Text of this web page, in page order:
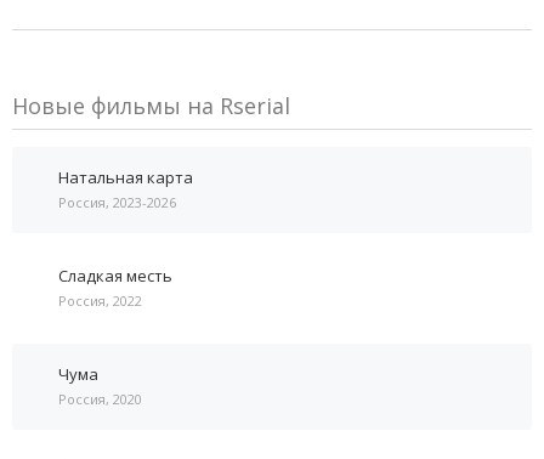
Новые фильмы на Rserial
Натальная карта
Россия, 2023-2026
Сладкая месть
Россия, 2022
Чума
Россия, 2020